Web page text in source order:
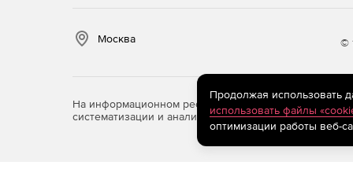
Техническая поддержка обязательна:
В версии 7.0 появятся временные лицензии
Сравнение редакций можно
Москва ©
На информационном ресурсе store.softline.ru
систематизации и анализа сведений, относящихся
Продолжая использовать
использовать файлы
оптимизации работы веб-